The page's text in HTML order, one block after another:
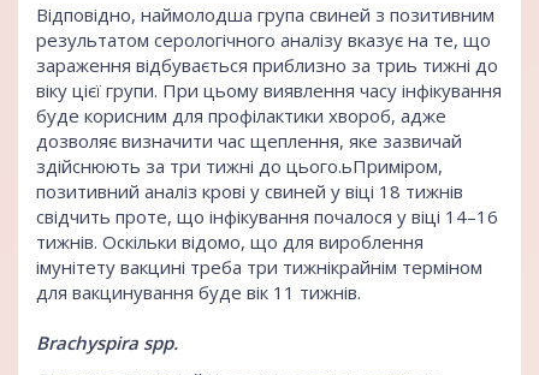
Відповідно, наймолодша група свиней з позитивним
результатом серологічного аналізу вказує на те, що
зараження відбувається приблизно за триь тижні до
віку цієї групи. При цьому виявлення часу інфікування
буде корисним для профілактики хвороб, адже
дозволяє визначити час щеплення, яке зазвичай
здійснюють за три тижні до цього.ьПриміром,
позитивний аналіз крові у свиней у віці 18 тижнів
свідчить проте, що інфікування почалося у віці 14–16
тижнів. Оскільки відомо, що для вироблення
імунітету вакцині треба три тижнікрайнім терміном
для вакцинування буде вік 11 тижнів.
Brachyspira spp.